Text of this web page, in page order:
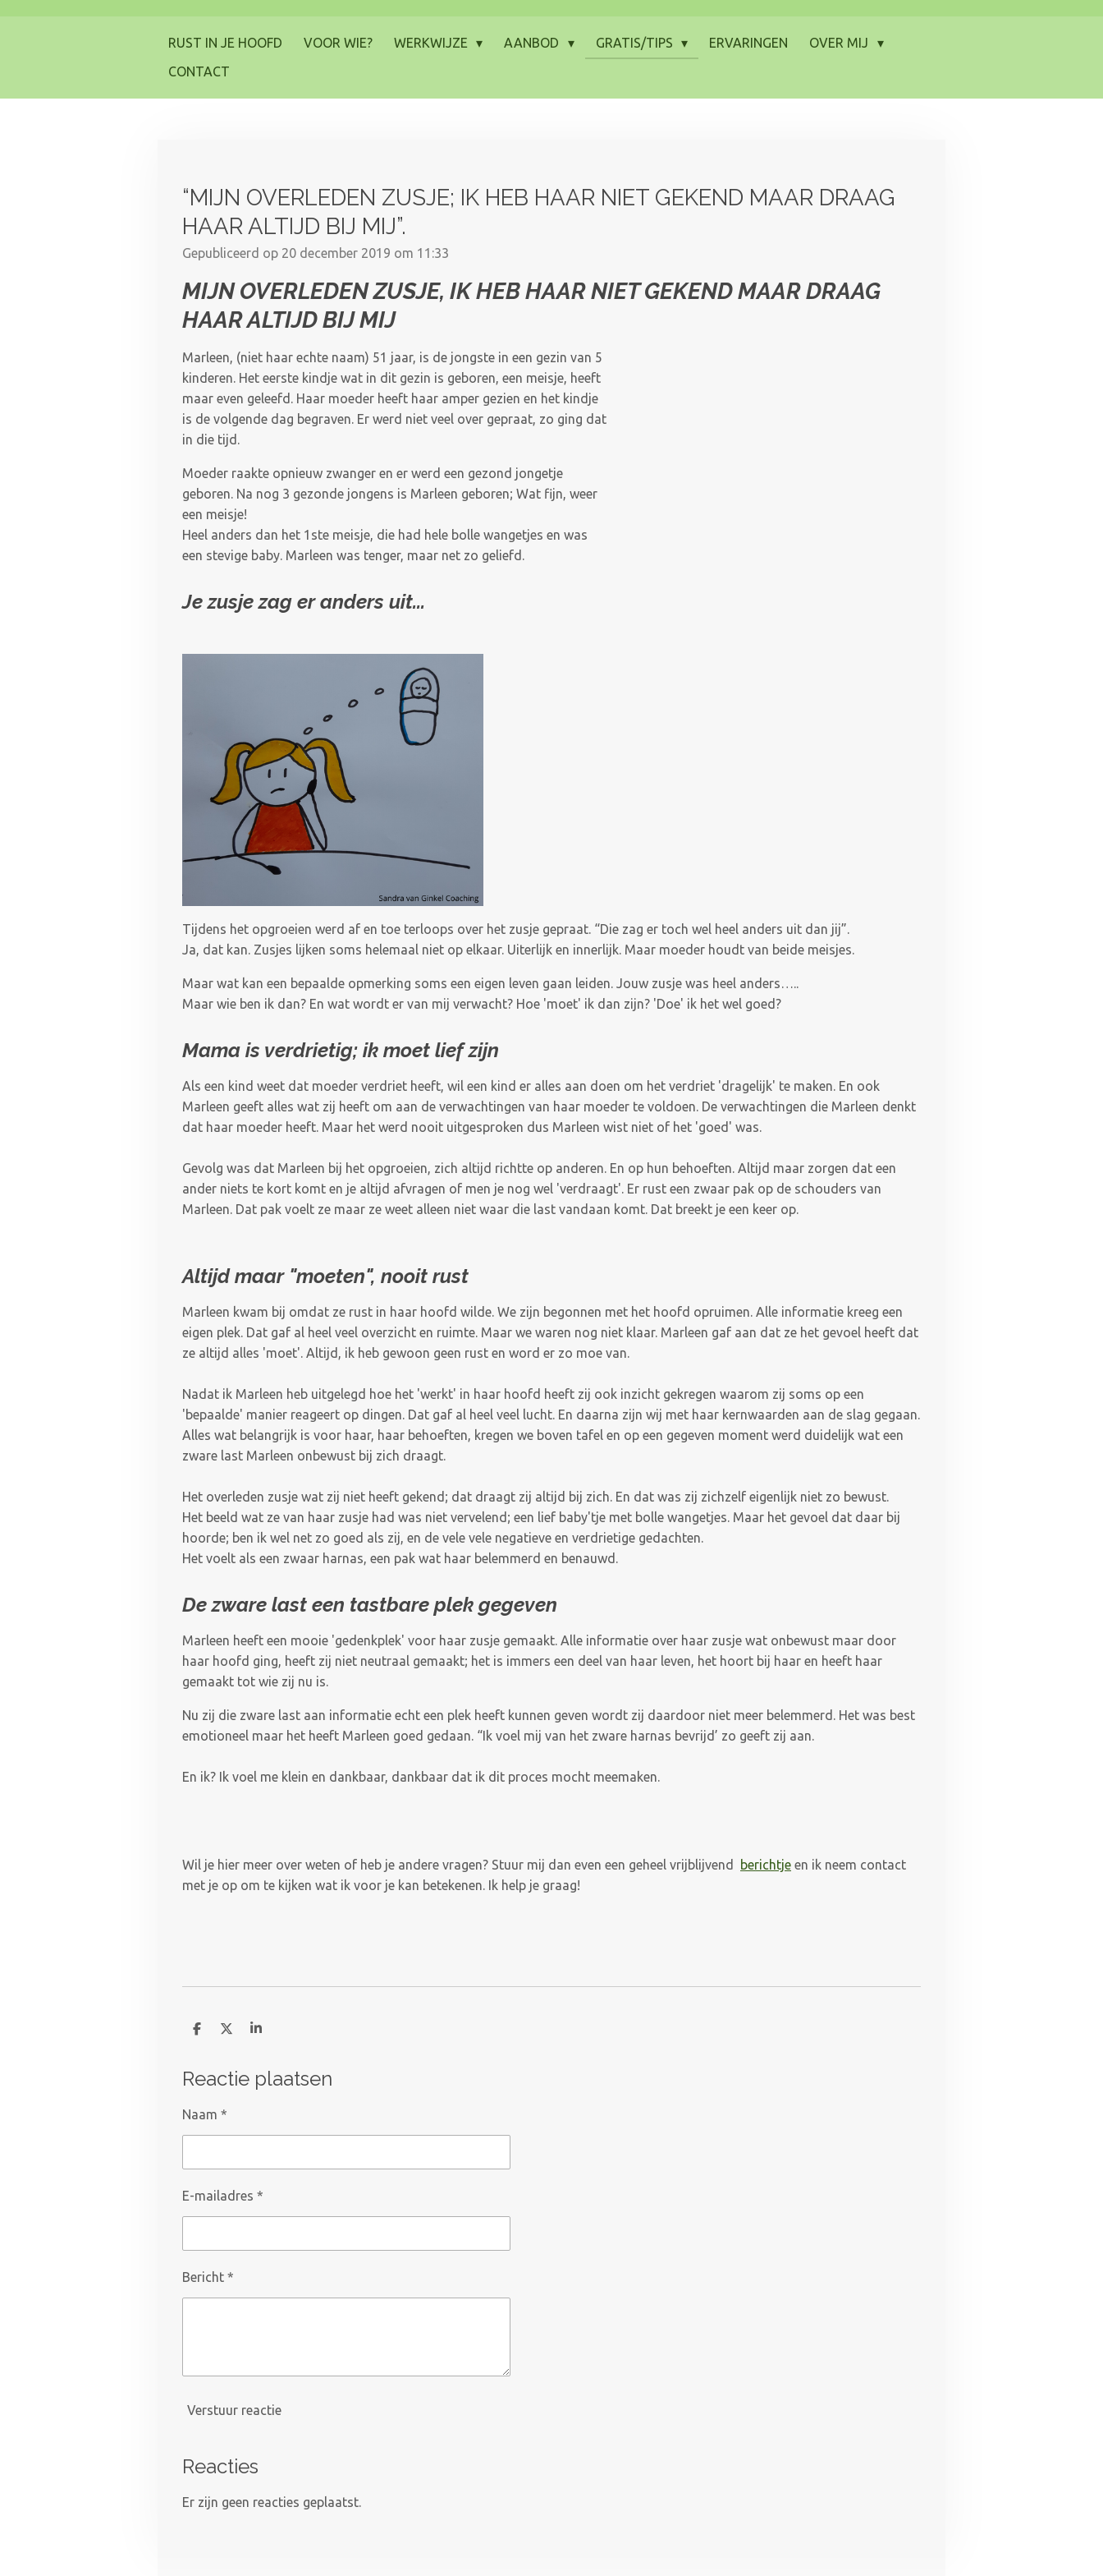
hoofdinhoud
RUST IN JE HOOFD VOOR WIE? WERKWIJZE AANBOD GRATIS/TIPS ERVARINGEN
OVER MIJ
CONTACT
“MIJN OVERLEDEN ZUSJE; IK HEB HAAR NIET GEKEND MAAR DRAAG
HAAR ALTIJD BIJ MIJ”.
Gepubliceerd op 20 december 2019 om 11:33
MIJNOVERLEDEN ZUSJE, IK HEB HAAR NIET GEKEND MAAR DRAAG
HAAR ALTIJD BIJ MIJ
Marleen, (niet haar echte naam) 51 jaar, is de jongste in een gezin van 5
kinderen. Het eerste kindje wat in dit gezin is geboren, een meisje, heeft
maar even geleefd. Haar moeder heeft haar amper gezien en het kindje
is de volgende dag begraven. Er werd niet veel over gepraat, zo ging dat
in die tijd.
Moeder raakte opnieuw zwanger en er werd een gezond jongetje
geboren. Na nog 3 gezonde jongens is Marleen geboren; Wat fijn, weer
een meisje!
Heel anders dan het 1ste meisje, die had hele bolle wangetjes en was
een stevige baby. Marleen was tenger, maar net zo geliefd.
Je zusje zag er anders uit...
Tijdens het opgroeien werd af en toe terloops over het zusje gepraat. “Die zag er toch wel heel anders uit dan jij”.
Ja, dat kan. Zusjes lijken soms helemaal niet op elkaar. Uiterlijk en innerlijk. Maar moeder houdt van beide meisjes.
Maar wat kan een bepaalde opmerking soms een eigen leven gaan leiden. Jouw zusje was heel anders…..
Maar wie ben ik dan? En wat wordt er van mij verwacht? Hoe 'moet' ik dan zijn? 'Doe' ik het wel goed?
Mama is verdrietig; ik moet lief zijn
Als een kind weet dat moeder verdriet heeft, wil een kind er alles aan doen om het verdriet 'dragelijk' te maken. En ook
Marleen geeft alles wat zij heeft om aan de verwachtingen van haar moeder te voldoen. De verwachtingen die Marleen denkt
dat haar moeder heeft. Maar het werd nooit uitgesproken dus Marleen wist niet of het 'goed' was.
Gevolg was dat Marleen bij het opgroeien, zich altijd richtte op anderen. En op hun behoeften. Altijd maar zorgen dat een
ander niets te kort komt en je altijd afvragen of men je nog wel 'verdraagt'. Er rust een zwaar pak op de schouders van
Marleen. Dat pak voelt ze maar ze weet alleen niet waar die last vandaan komt. Dat breekt je een keer op.
Altijd maar "moeten", nooit rust
Marleen kwam bij omdat ze rust in haar hoofd wilde. We zijn begonnen met het hoofd opruimen. Alle informatie kreeg een
eigen plek. Dat gaf al heel veel overzicht en ruimte. Maar we waren nog niet klaar. Marleen gaf aan dat ze het gevoel heeft dat
ze altijd alles 'moet'. Altijd, ik heb gewoon geen rust en word er zo moe van.
Nadat ik Marleen heb uitgelegd hoe het 'werkt' in haar hoofd heeft zij ook inzicht gekregen waarom zij soms op een
'bepaalde' manier reageert op dingen. Dat gaf al heel veel lucht. En daarna zijn wij met haar kernwaarden aan de slag gegaan.
Alles wat belangrijk is voor haar, haar behoeften, kregen we boven tafel en op een gegeven moment werd duidelijk wat een
zware last Marleen onbewust bij zich draagt.
Het overleden zusje wat zij niet heeft gekend; dat draagt zij altijd bij zich. En dat was zij zichzelf eigenlijk niet zo bewust.
Het beeld wat ze van haar zusje had was niet vervelend; een lief baby'tje met bolle wangetjes. Maar het gevoel dat daar bij
hoorde; ben ik wel net zo goed als zij, en de vele vele negatieve en verdrietige gedachten.
Het voelt als een zwaar harnas, een pak wat haar belemmerd en benauwd.
De zware last een tastbare plek gegeven
Marleen heeft een mooie 'gedenkplek' voor haar zusje gemaakt. Alle informatie over haar zusje wat onbewust maar door
haar hoofd ging, heeft zij niet neutraal gemaakt; het is immers een deel van haar leven, het hoort bij haar en heeft haar
gemaakt tot wie zij nu is.
Nu zij die zware last aan informatie echt een plek heeft kunnen geven wordt zij daardoor niet meer belemmerd. Het was best
emotioneel maar het heeft Marleen goed gedaan. “Ik voel mij van het zware harnas bevrijd’ zo geeft zij aan.
En ik? Ik voel me klein en dankbaar, dankbaar dat ik dit proces mocht meemaken.
Wil je hier meer over weten of heb je andere vragen? Stuur mij dan even een geheel vrijblijvend berichtje en ik neem contact
met je op om te kijken wat ik voor je kan betekenen. Ik help je graag!
D
e
n
D
l
S
r
e
Reactie plaatsen
Naam *
E-mailadres *
Bericht *
Verstuur reactie
Reacties
Er zijn geen reacties geplaatst.